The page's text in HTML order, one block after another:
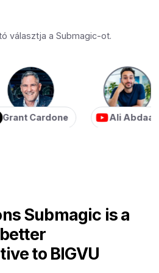
választja a Submagic-ot.
Cardone Ali Abdaal
Submagic is a
better
to BIGVU